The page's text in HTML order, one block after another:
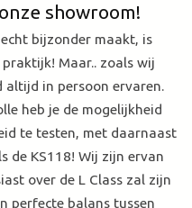
showroom!
bijzonder maakt, is
Maar.. zoals wij
altijd in persoon ervaren.
heb je de mogelijkheid
te testen, met daarnaast
de KS118! Wij zijn ervan
over de L Class zal zijn
perfecte balans tussen